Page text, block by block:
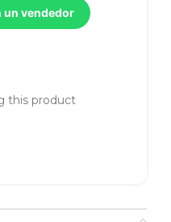
un vendedor
this product